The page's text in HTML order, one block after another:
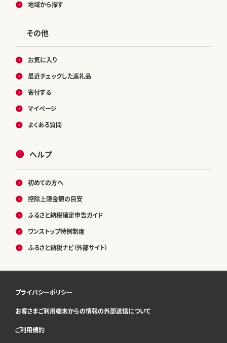
地域から探す
その他
お気に入り
最近チェックした返礼品
寄付する
マイページ
よくある質問
ヘルプ
初めての方へ
控除上限金額の目安
ふるさと納税確定申告ガイド
ワンストップ特例制度
ふるさと納税ナビ（外部サイト）
プライバシーポリシー
お客さまご利用端末からの情報の外部送信について
ご利用規約